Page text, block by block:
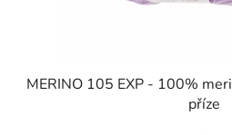
MERINO 105 EXP - 100%
příze